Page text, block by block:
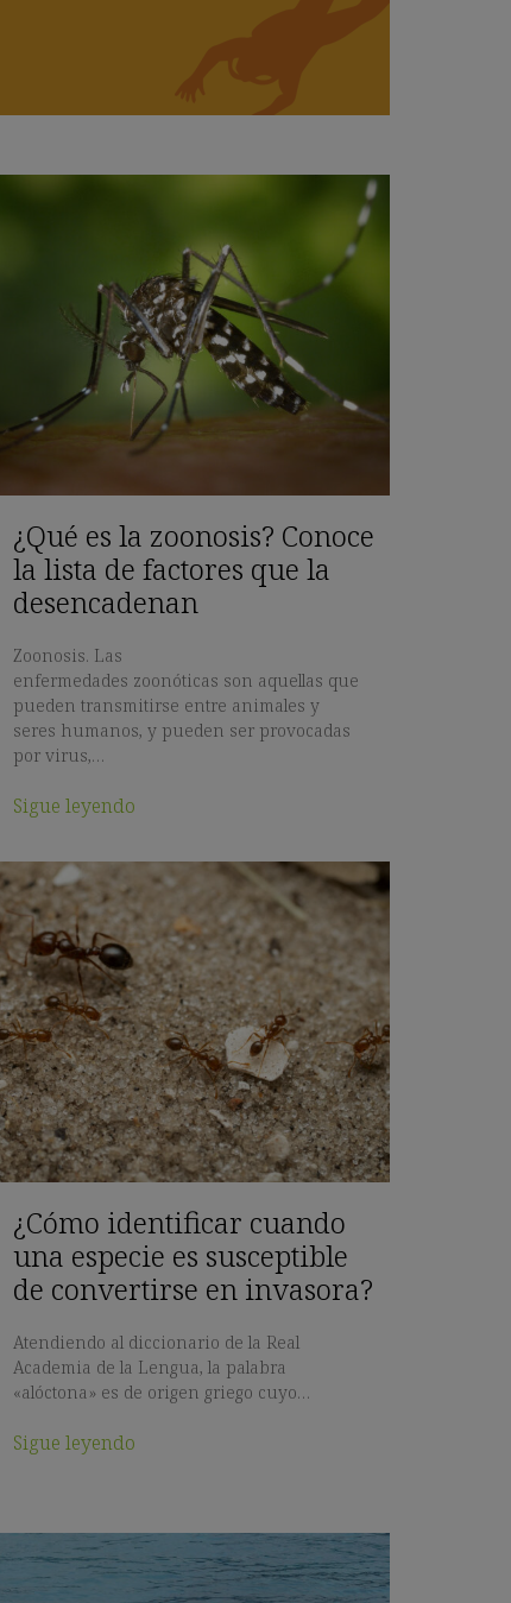
¿Qué es la zoonosis? Conoce
la lista de factores que la
desencadenan
Zoonosis. Las
enfermedades zoonóticas son aquellas que
pueden transmitirse entre animales y
seres humanos, y pueden ser provocadas
por virus,…
Sigue leyendo
¿Cómo identificar cuando
una especie es susceptible
de convertirse en invasora?
Atendiendo al diccionario de la Real
Academia de la Lengua, la palabra
«alóctona» es de origen griego cuyo…
Sigue leyendo